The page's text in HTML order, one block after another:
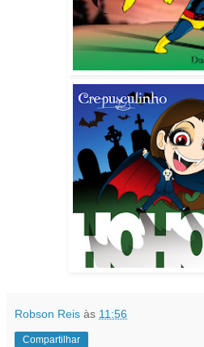
Robson Reis às 11:56
Compartilhar